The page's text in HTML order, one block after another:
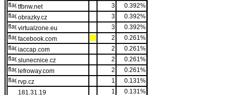
tfbnw.net
3
0.392%
obrazky.cz
3
0.392%
virtualzone.eu
3
0.392%
facebook.com
2
0.261%
iaccap.com
2
0.261%
slunecnice.cz
2
0.261%
lefroway.com
2
0.261%
rvp.cz
1
0.131%
181.31.19
1
0.131%